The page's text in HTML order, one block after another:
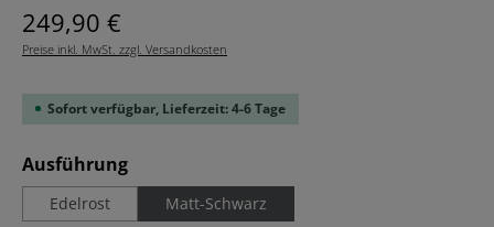
Regulärer Preis:
249,90 €
Preise inkl. MwSt. zzgl. Versandkosten
Sofort verfügbar, Lieferzeit: 4-6 Tage
Ausführungauswählen
Edelrost Matt-Schwarz